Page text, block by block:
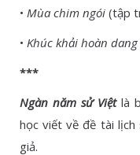
• Mùa chim ngói (tập
• Khúc khải hoàn
***
Ngàn năm sử Việtlà
học viết về đề tài lịch
giả.